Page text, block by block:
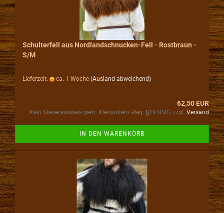
Schulterfell aus Nordlandschnucken-Fell - Rostbraun -
S/M
Lieferzeit: ca. 1 Woche (Ausland abweichend)
62,50 EUR
Kein Steuerausweis gem. Kleinuntern.-Reg. §19 UStG zzgl. Versand
IN DEN WARENKORB